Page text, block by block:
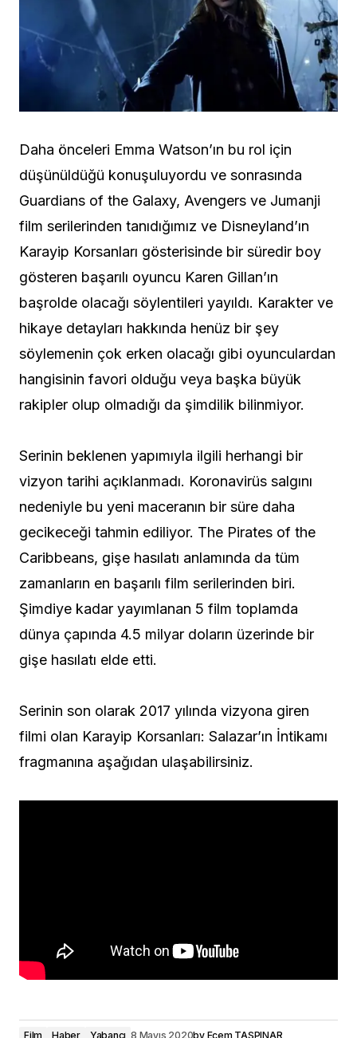
Daha önceleri Emma Watson’ın bu rol için
düşünüldüğü konuşuluyordu ve sonrasında
Guardians of the Galaxy, Avengers ve Jumanji
film serilerinden tanıdığımız ve Disneyland’ın
Karayip Korsanları gösterisinde bir süredir boy
gösteren başarılı oyuncu Karen Gillan’ın
başrolde olacağı söylentileri yayıldı. Karakter ve
hikaye detayları hakkında henüz bir şey
söylemenin çok erken olacağı gibi oyunculardan
hangisinin favori olduğu veya başka büyük
rakipler olup olmadığı da şimdilik bilinmiyor.
Serinin beklenen yapımıyla ilgili herhangi bir
vizyon tarihi açıklanmadı. Koronavirüs salgını
nedeniyle bu yeni maceranın bir süre daha
gecikeceği tahmin ediliyor. The Pirates of the
Caribbeans, gişe hasılatı anlamında da tüm
zamanların en başarılı film serilerinden biri.
Şimdiye kadar yayımlanan 5 film toplamda
dünya çapında 4.5 milyar doların üzerinde bir
gişe hasılatı elde etti.
Serinin son olarak 2017 yılında vizyona giren
filmi olan Karayip Korsanları: Salazar’ın İntikamı
fragmanına aşağıdan ulaşabilirsiniz.
Film Haber Yabancı 8 Mayıs 2020by Ecem TAŞPINAR